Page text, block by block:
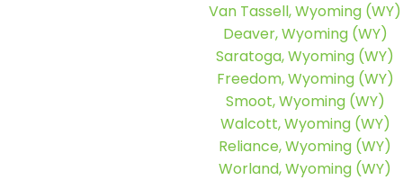
Van Tassell, Wyoming (WY)
Deaver, Wyoming (WY)
Saratoga, Wyoming (WY)
Freedom, Wyoming (WY)
Smoot, Wyoming (WY)
Walcott, Wyoming (WY)
Reliance, Wyoming (WY)
Worland, Wyoming (WY)